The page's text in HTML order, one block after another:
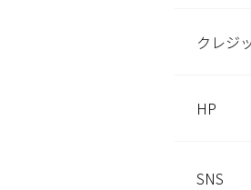
クレジ
HP
SNS